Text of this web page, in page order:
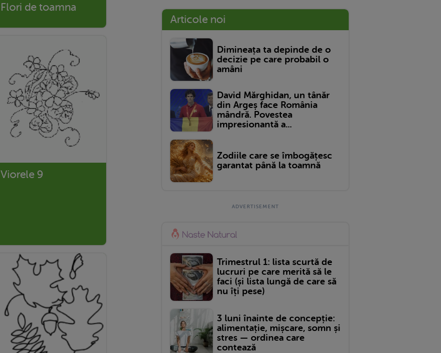
Flori de toamna
Viorele 9
Articole noi
Dimineața ta depinde de o
decizie pe care probabil o
amâni
David Mărghidan, un tânăr
din Argeș face România
mândră. Povestea
impresionantă a...
Zodiile care se îmbogățesc
garantat până la toamnă
Trimestrul 1: lista scurtă de
lucruri pe care merită să le
faci (și lista lungă de care să
nu îți pese)
3 luni înainte de concepție:
alimentație, mișcare, somn și
stres — ordinea care
contează